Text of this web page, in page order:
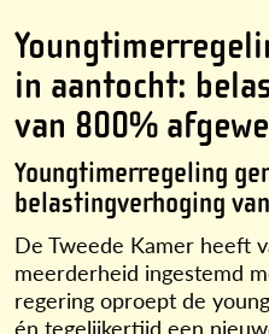
in aantocht:
van 800%
Youngtimerregeling
belastingverhoging
De Tweede Kamer heeft
meerderheid ingestemd
regering oproept de
én tegelijkertijd een